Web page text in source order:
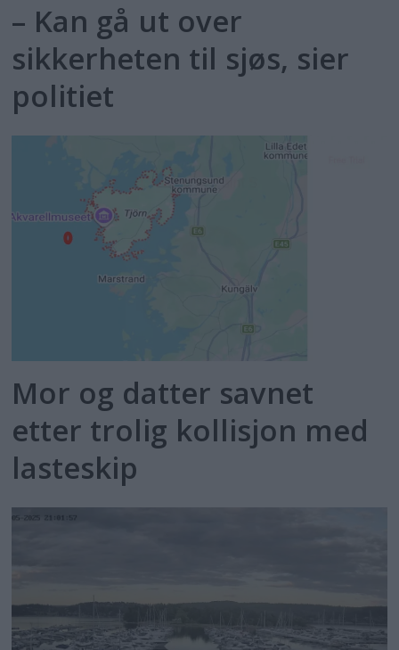
– Kan gå ut over
sikkerheten til sjøs, sier
politiet
Mor og datter savnet
etter trolig kollisjon med
lasteskip